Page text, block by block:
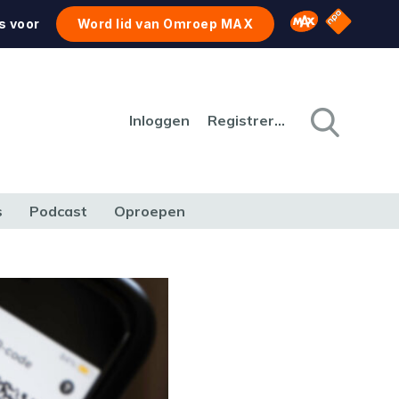
voor Word lid van Omroep MAX Omroep MAX
NPO
Inloggen Registreren
Podcast Oproepen